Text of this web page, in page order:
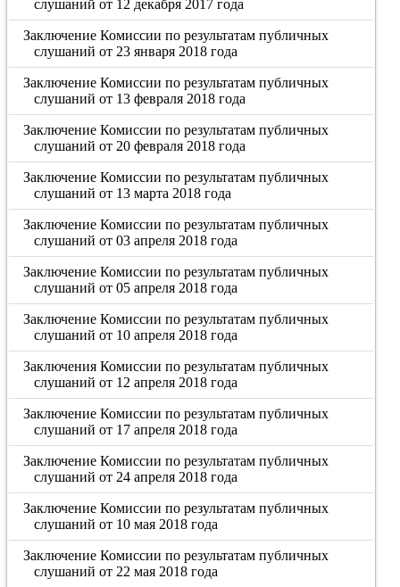
слушаний от 12 декабря 2017 года
Заключение Комиссии по результатам публичных
слушаний от 23 января 2018 года
Заключение Комиссии по результатам публичных
слушаний от 13 февраля 2018 года
Заключение Комиссии по результатам публичных
слушаний от 20 февраля 2018 года
Заключение Комиссии по результатам публичных
слушаний от 13 марта 2018 года
Заключение Комиссии по результатам публичных
слушаний от 03 апреля 2018 года
Заключение Комиссии по результатам публичных
слушаний от 05 апреля 2018 года
Заключение Комиссии по результатам публичных
слушаний от 10 апреля 2018 года
Заключения Комиссии по результатам публичных
слушаний от 12 апреля 2018 года
Заключение Комиссии по результатам публичных
слушаний от 17 апреля 2018 года
Заключение Комиссии по результатам публичных
слушаний от 24 апреля 2018 года
Заключение Комиссии по результатам публичных
слушаний от 10 мая 2018 года
Заключение Комиссии по результатам публичных
слушаний от 22 мая 2018 года